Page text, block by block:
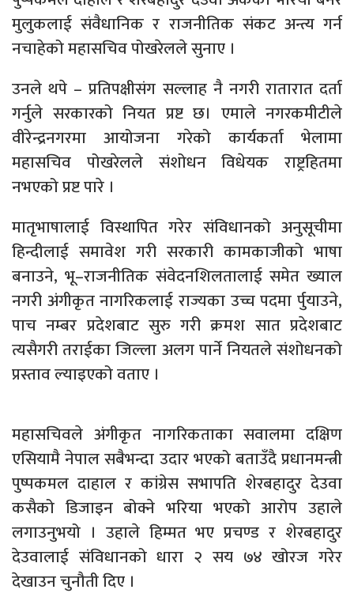
मुलुकलाई संवैधानिक र राजनीतिक संकट अन्त्य गर्न
नचाहेको महासचिव पोखरेलले सुनाए ।
उनले थपे – प्रतिपक्षीसंग सल्लाह नै नगरी रातारात दर्ता
गर्नुले सरकारको नियत प्रष्ट छ। एमाले नगरकमीटीले
वीरेन्द्रनगरमा आयोजना गरेको कार्यकर्ता भेलामा
महासचिव पोखरेलले संशोधन विधेयक राष्ट्रहितमा
नभएको प्रष्ट पारे ।
मातृभाषालाई विस्थापित गरेर संविधानको अनुसूचीमा
हिन्दीलाई समावेश गरी सरकारी कामकाजीको भाषा
बनाउने, भू–राजनीतिक संवेदनशिलतालाई समेत ख्याल
नगरी अंगीकृत नागरिकलाई राज्यका उच्च पदमा र्पुयाउने,
पाच नम्बर प्रदेशबाट सुरु गरी क्रमश सात प्रदेशबाट
त्यसैगरी तराईका जिल्ला अलग पार्ने नियतले संशोधनको
प्रस्ताव ल्याइएको वताए ।
महासचिवले अंगीकृत नागरिकताका सवालमा दक्षिण
एसियामै नेपाल सबैभन्दा उदार भएको बताउँदै प्रधानमन्त्री
पुष्पकमल दाहाल र कांग्रेस सभापति शेरबहादुर देउवा
कसैको डिजाइन बोक्ने भरिया भएको आरोप उहाले
लगाउनुभयो । उहाले हिम्मत भए प्रचण्ड र शेरबहादुर
देउवालाई संविधानको धारा २ सय ७४ खोरज गरेर
देखाउन चुनौती दिए ।